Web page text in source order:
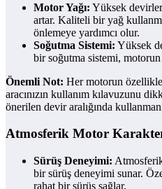
Motor Yağı: Yüksek
artar. Kaliteli bir yağ
önlemeye yardımcı olur.
Soğutma Sistemi: Yüksek
bir soğutma sistemi, motorun
Önemli Not: Her motorun
aracınızın kullanım kılavuzunu
önerilen devir aralığında
Atmosferik Motor
Sürüş Deneyimi:
bir sürüş deneyimi sunar.
rahat bir sürüş sağlar.